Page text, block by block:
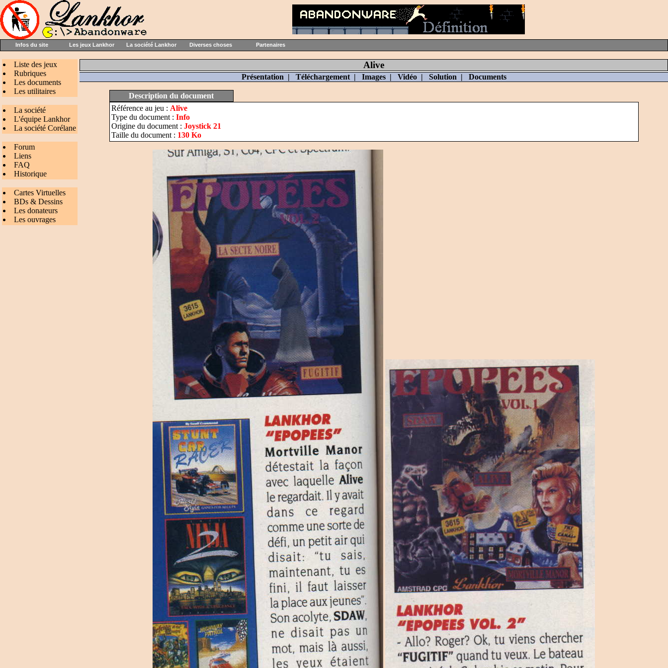
Infos du site Les jeux Lankhor La société Lankhor Diverses choses Partenaires
Liste des jeux
Rubriques
Les documents
Les utilitaires
La société
L'équipe Lankhor
La société Corélane
Forum
Liens
FAQ
Historique
Cartes Virtuelles
BDs & Dessins
Les donateurs
Les ouvrages
Alive
Présentation | Téléchargement| Images| Vidéo| Solution | Documents
Description du document
Référence au jeu : Alive
Type du document : Info
Origine du document : Joystick 21
Taille du document : 130 Ko